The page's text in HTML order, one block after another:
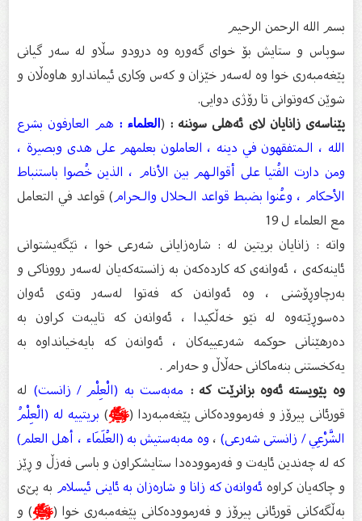
بسم الله الرحمن الرحیم
سوپاس و ستایش بۆ خواى گەورە وە درودو سڵاو لە سەر گیانى
پێغەمبەرى خوا وە لەسەر خێزان و كەس وكارى ئیماندارو هاوەڵان و
شوێن كەوتوانى تا رۆژى دوایى.
پێناسەی زانایان لای ئەهلی سوننە :(العلماء :هم العارفون بشرع
الله ، الـمتفقهون في دينه ، العاملون بعلمهم على هدى وبصيرة ،
ومن دارت الفُتيا على أقوالـهم بين الأنام ، الذين خُصوا باستنباط
الأحكام ، وعُنوا بضبط قواعد الـحلال والـحرام) قواعد في التعامل
مع العلماء ل 19
واتە : زانایان بریتین لە : شارەزایانی شەرعی خوا ، تێگەیشتوانی
ئاینەكەی ، ئەوانەی كە كاردەكەن بە زانستەكەیان لەسەر رووناكی و
بەرچاوڕۆشنی ، وە ئەوانەن كە فەتوا لەسەر وتەی ئەوان
دەسوڕێتەوە لە نێو خەڵكیدا ، ئەوانەن كە تایبەت كراون بە
دەرهێنانی حوكمە شەرعییەكان ، ئەوانەن كە بایەخیانداوە بە
یەكخستنی بنەماكانی حەڵاڵ و حەرام .
وه پێویستە ئەوە بزانرێت كە : مەبەست بە (الْعِلْم / زانست)لە
قورئانی پیرۆز و فەرموودەكانی پێغەمبەردا (ﷺ)بریتییە لە (الْعِلْمُ
الشَّرْعِي / زانستی شەرعی)،وە مەبەستیش بە (العُلَمَاء ، أهل العلم)
كە لە چەندین ئایەت و فەرموودەدا ستایشكراون و باسی فەزڵ و ڕێز
و چاكەیان كراوەئەوانەن كە زانا و شارەزان بە ئاینی ئیسلامبە پێ‌ی
بەڵگەكانی قورئانی پیرۆز و فەرموودەكانی پێغەمبەری خوا (ﷺ) و